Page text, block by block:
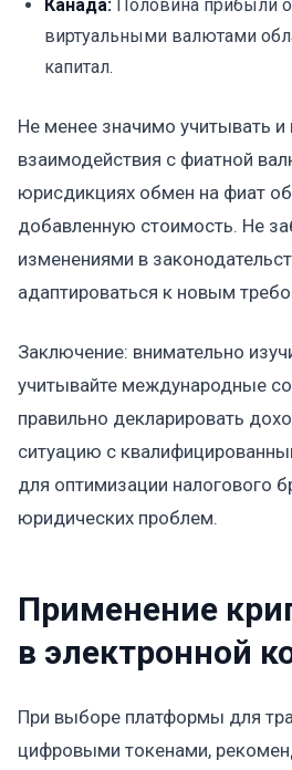
Канада: Половина прибыли
виртуальными валютами
капитал.
Не менее значимо учитывать и
взаимодействия с фиатной
юрисдикциях обмен на фиат
добавленную стоимость. Не
изменениями в
адаптироваться к новым
Заключение: внимательно
учитывайте международные
правильно декларировать
ситуацию с
для оптимизации налогового
юридических проблем.
Применение
в электронной
При выборе платформы для
цифровыми токенами,